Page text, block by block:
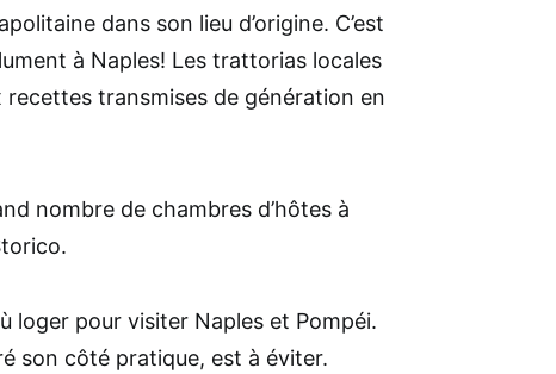
dans son lieu d’origine. C’est
à Naples! Les trattorias locales
transmises de génération en
nombre de chambres d’hôtes à
loger pour visiter Naples et Pompéi.
son côté pratique, est à éviter.